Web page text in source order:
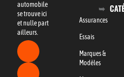
automobile
se trouve ici
et nulle part
ailleurs.
Assurances
Essais
Marques &
Modèles